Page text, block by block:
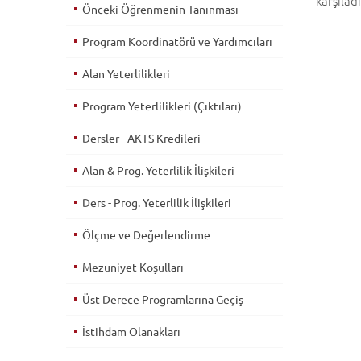
Önceki Öğrenmenin Tanınması
Program Koordinatörü ve Yardımcıları
Alan Yeterlilikleri
Program Yeterlilikleri (Çıktıları)
Dersler - AKTS Kredileri
Alan & Prog. Yeterlilik İlişkileri
Ders - Prog. Yeterlilik İlişkileri
Ölçme ve Değerlendirme
Mezuniyet Koşulları
Üst Derece Programlarına Geçiş
İstihdam Olanakları